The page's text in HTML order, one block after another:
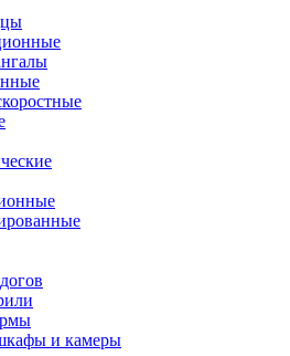
и камеры